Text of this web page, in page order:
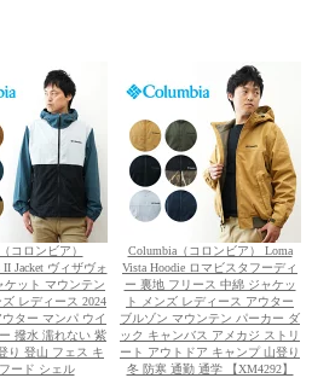
コロンビア）
II Jacket ヴィザヴォ
ケット マウンテン
レディース 2024
ター マンパ ウイ
撥水 濡れない 紫
り 登山 フェス キ
ード シェル
Columbia（コロンビア） Loma
Vista Hoodie ロマビスタフーディ
ー 裏地 フリース 中綿 ジャケッ
ト メンズ レディース アウター
ブルゾン マウンテン パーカー ダ
ック キャンバス アメカジ ストリ
ート アウトドア キャンプ 山登り
冬 防寒 通勤 通学 【XM4292】